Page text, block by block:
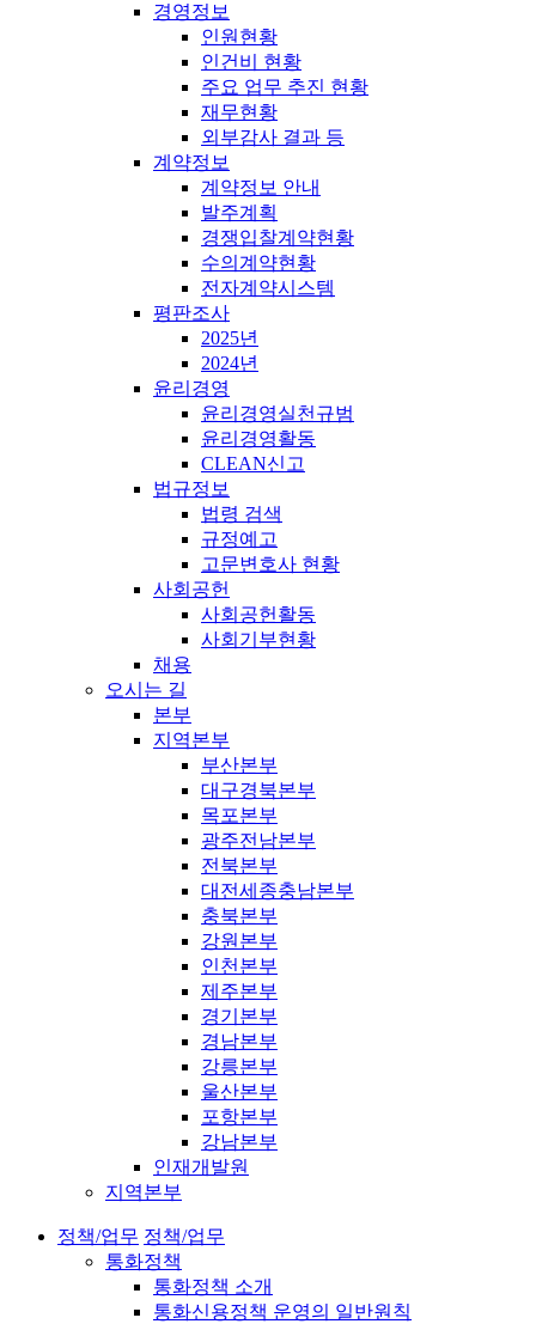
경영정보
인원현황
인건비 현황
주요 업무 추진 현황
재무현황
외부감사 결과 등
계약정보
계약정보 안내
발주계획
경쟁입찰계약현황
수의계약현황
전자계약시스템
평판조사
2025년
2024년
윤리경영
윤리경영실천규범
윤리경영활동
CLEAN신고
법규정보
법령 검색
규정예고
고문변호사 현황
사회공헌
사회공헌활동
사회기부현황
채용
오시는 길
본부
지역본부
부산본부
대구경북본부
목포본부
광주전남본부
전북본부
대전세종충남본부
충북본부
강원본부
인천본부
제주본부
경기본부
경남본부
강릉본부
울산본부
포항본부
강남본부
인재개발원
지역본부
정책/업무 정책/업무
통화정책
통화정책 소개
통화신용정책 운영의 일반원칙